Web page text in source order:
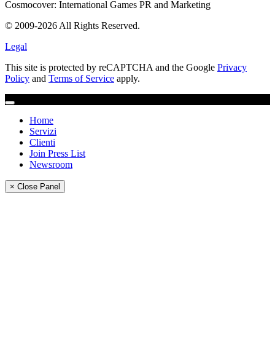
Cosmocover: International Games PR and Marketing
© 2009-2026 All Rights Reserved.
Legal
This site is protected by reCAPTCHA and the Google Privacy
Policy and Terms of Service apply.
Home
Servizi
Clienti
Join Press List
Newsroom
× Close Panel